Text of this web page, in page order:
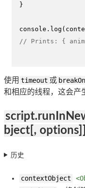
}
console . log
// Prints: {
使用 timeout 或
和相应的线程，这会产
bject[,
历史
contextObject